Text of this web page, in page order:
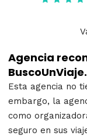
Agencia
Esta agencia no
embargo, la
como
seguro en sus